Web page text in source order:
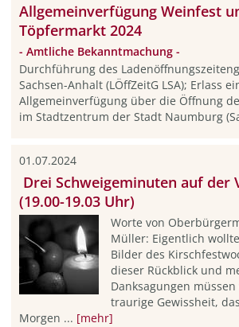
Allgemeinverfügung Weinfest
Töpfermarkt 2024
- Amtliche Bekanntmachung -
Durchführung des
Sachsen-Anhalt (LÖffZeitG LSA); Erlass
Allgemeinverfügung über die Öffnung
im Stadtzentrum der Stadt Naumburg
01.07.2024
Drei Schweigeminuten auf der
(19.00-19.03 Uhr)
Worte von
Müller: Eigentlich
Bilder des
dieser Rückblick und
Danksagungen
traurige Gewissheit,
Morgen ... [mehr]